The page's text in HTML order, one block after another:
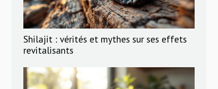
Shilajit : vérités et mythes sur ses effets
revitalisants